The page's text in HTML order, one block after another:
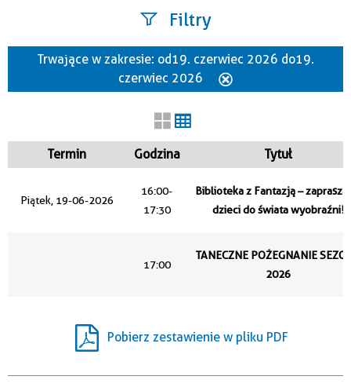
Filtry
Szukana fraza
Trwające w zakresie: od 19. czerwiec 2026 do 19.
czerwiec 2026
Termin Godzina Tytuł
Piątek, 19-06-2026
16:00-
17:30
Biblioteka z Fantazją –
dzieci do świata wyobraźni!
17:00
TANECZNE POŻEGNANIE
2026
Pobierz zestawienie w pliku PDF